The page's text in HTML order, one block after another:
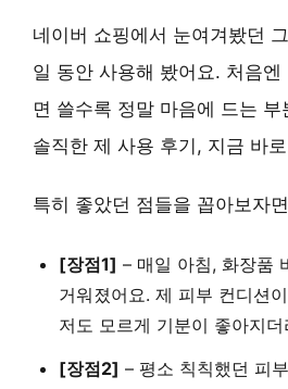
네이버 쇼핑에서 눈여겨봤던
일 동안 사용해 봤어요. 처음
면 쓸수록 정말 마음에 드는
솔직한 제 사용 후기, 지금 바
특히 좋았던 점들을 꼽아보자
[장점1] – 매일 아침, 화장품
거워졌어요. 제 피부 컨디션
저도 모르게 기분이 좋아지더
[장점2] – 평소 칙칙했던 피